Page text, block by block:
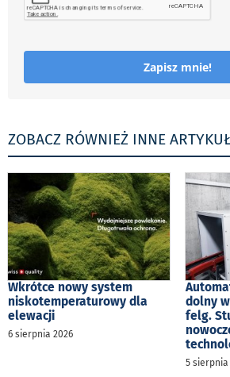
Zapisz mnie!
ZOBACZ RÓWNIEŻ INNE
Wkrótce nowy system
niskotemperaturowy dla
elewacji
6 sierpnia 2026
dolny
felg.
5 sierpnia